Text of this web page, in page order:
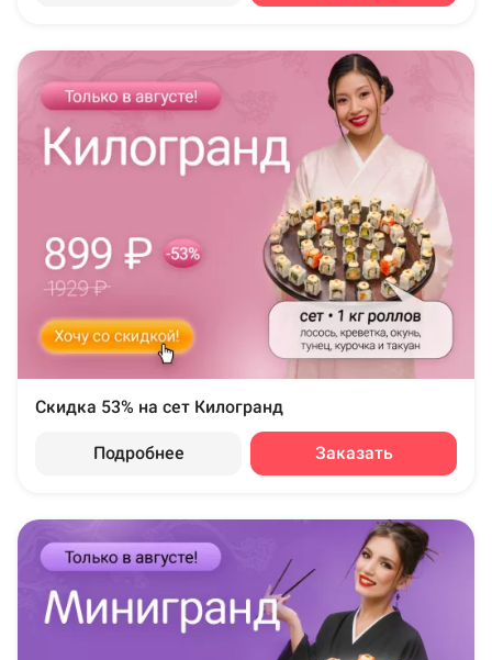
Скидка 53% на сет Килогранд
Подробнее Заказать